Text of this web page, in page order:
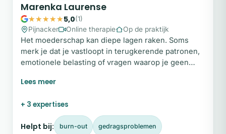
Marenka Laurense
5,0(1)
Pijnacker
Online therapie Op de praktijk
Het moederschap kan diepe lagen raken. Soms
merk je dat je vastloopt in terugkerende patronen,
emotionele belasting of vragen waarop je geen
tijd veel, voel je je uitgeput of ervaar je een gemis
begeleiding helpt Marenka moeders om met
bewustzijn te kijken naar wat zich aandient, zonder
oordeel en zonder haast.
+ 3 expertises
Helpt bij: burn-out gedragsproblemen